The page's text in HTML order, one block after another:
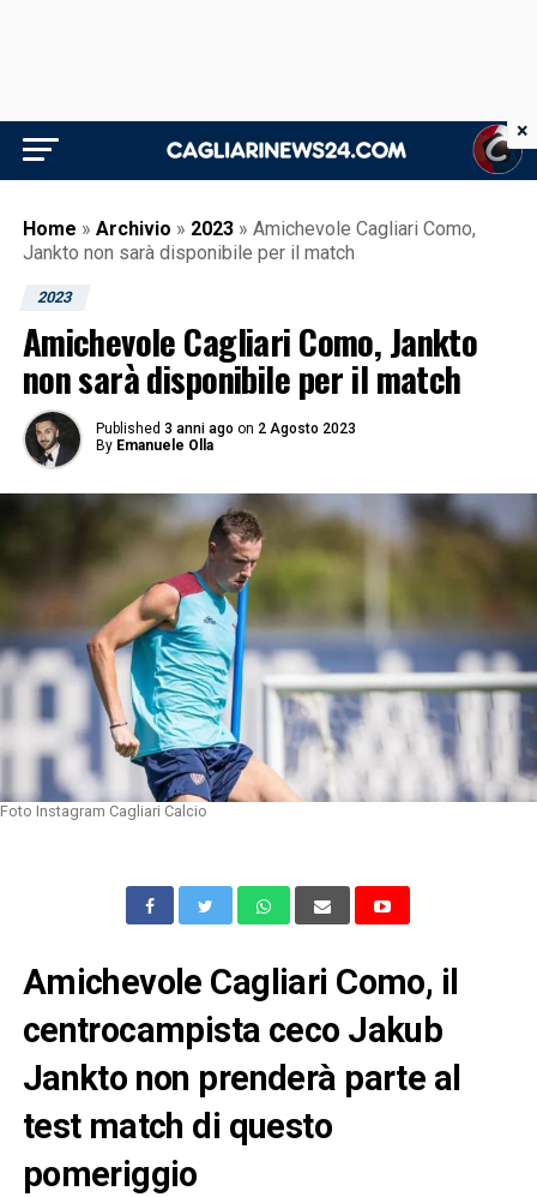
Home » Archivio » 2023 » Amichevole Cagliari Como,
Jankto non sarà disponibile per il match
2023
Amichevole Cagliari Como, Jankto
non sarà disponibile per il match
Published 3 anni ago on 2 Agosto 2023
By Emanuele Olla
Foto Instagram Cagliari Calcio
Amichevole Cagliari Como, il
centrocampista ceco Jakub
Jankto non prenderà parte al
test match di questo
pomeriggio
×